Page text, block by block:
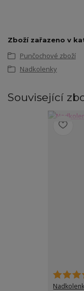
Zboží zařazeno v
Punčochové zboží
Nadkolenky
Související